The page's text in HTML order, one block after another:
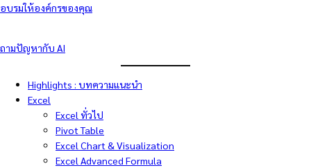
อบรมให้องค์กรของคุณ
ถามปัญหากับ AI
Highlights : บทความแนะนำ
Excel
Excel ทั่วไป
Pivot Table
Excel Chart & Visualization
Excel Advanced Formula